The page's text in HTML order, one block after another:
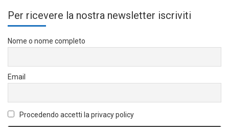
Per ricevere la nostra newsletter iscriviti
Nome o nome completo
Email
Procedendo accetti la privacy policy